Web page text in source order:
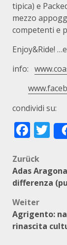
tipica) e
mezzo
competenti e
Enjoy&Ride!
info:
condividi su:
Zurück
Adas
differenza
Weiter
Agrigento:
rinascita